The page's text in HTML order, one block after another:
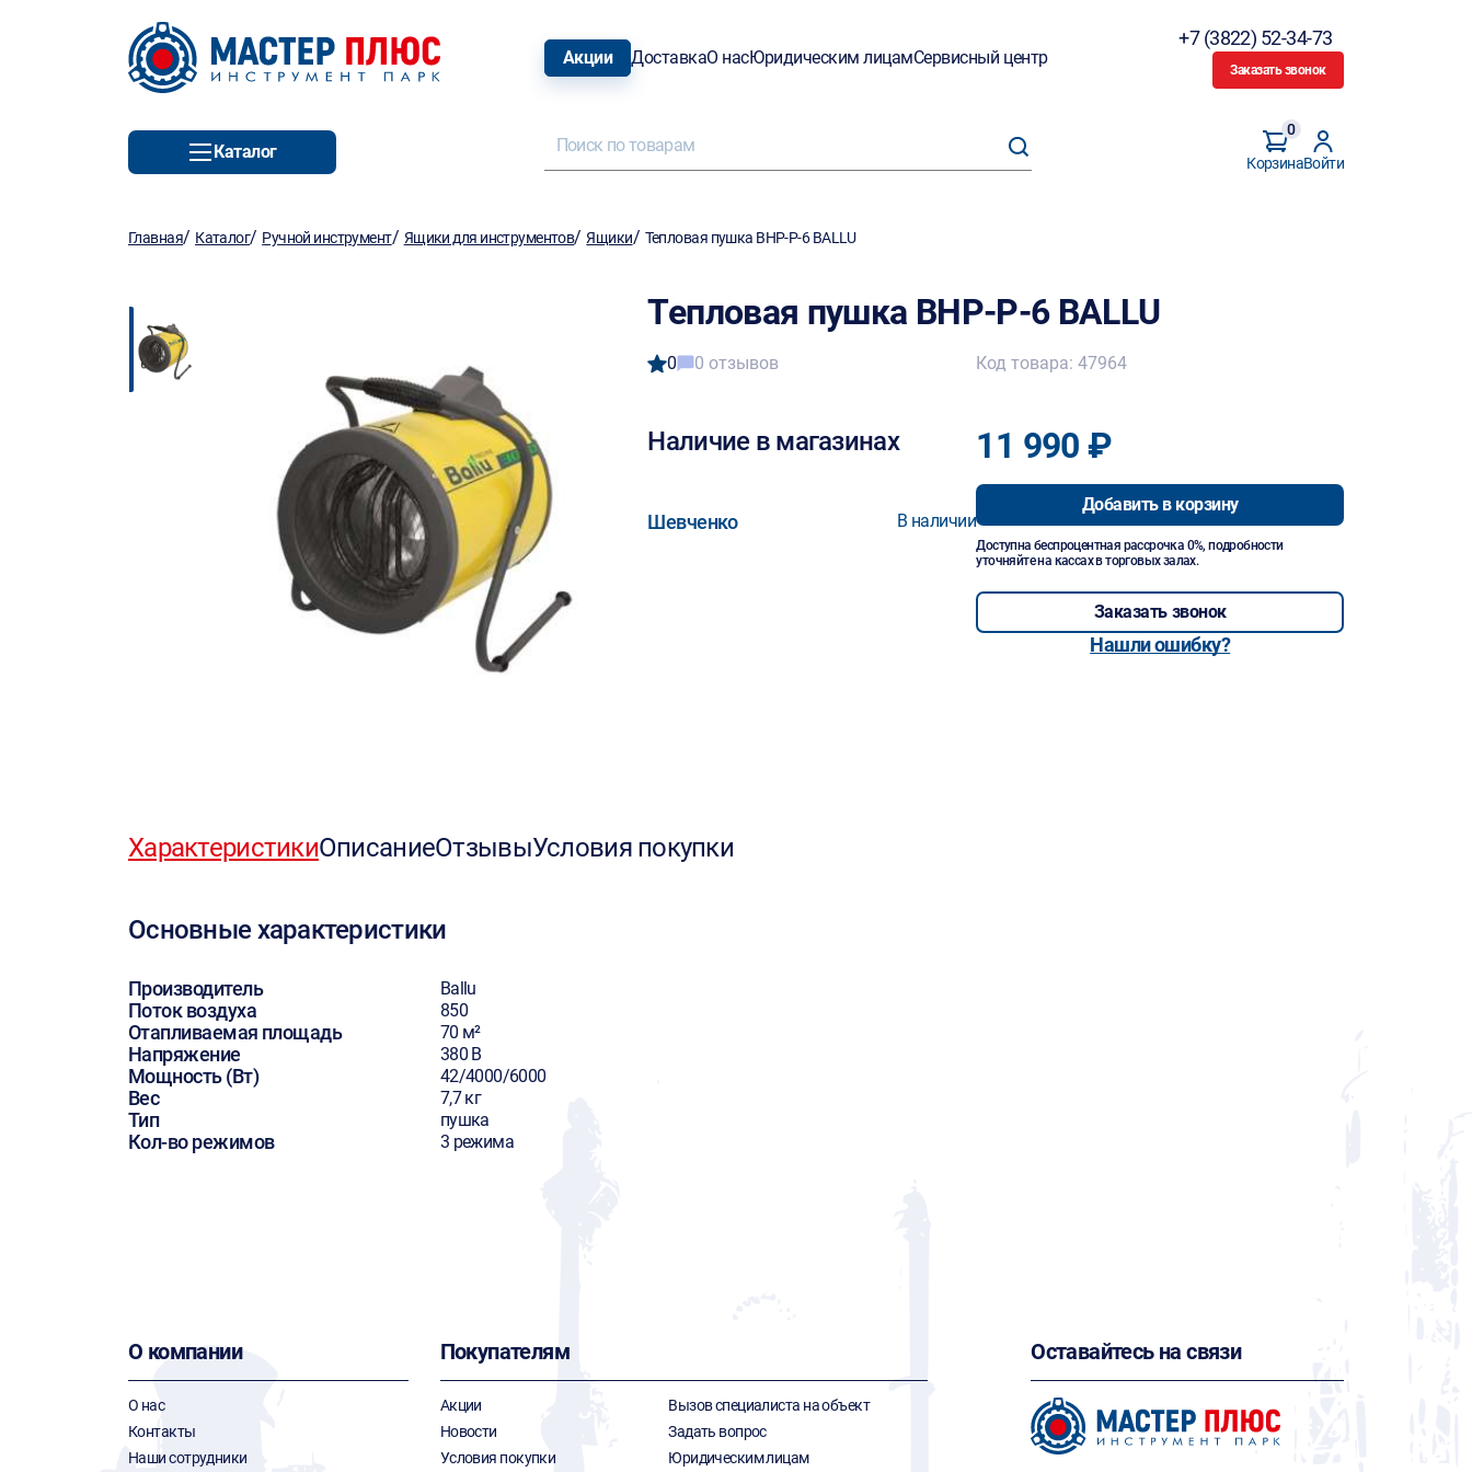
Акции ДоставкаО насЮридическим лицамСервисный центр
+7 (3822) 52-34-73
Заказать звонок
Каталог
Корзина
0
Войти
Главная/ Каталог/ Ручной инструмент/ Ящики для инструментов/Ящики/ Тепловая пушка BHP-P-6 BALLU
Тепловая пушка BHP-P-6 BALLU
0 0 отзывов
Наличие в магазинах
Шевченко В наличии
Код товара: 47964
11 990 ₽
Добавить в корзину
Доступна беспроцентная рассрочка 0%, подробности
уточняйте на кассах в торговых залах.
Заказать звонок
Нашли ошибку?
ХарактеристикиОписаниеОтзывыУсловия покупки
Основные характеристики
Производитель Ballu
Поток воздуха 850
Отапливаемая площадь 70 м²
Напряжение 380 В
Мощность (Вт) 42/4000/6000
Вес 7,7 кг
Тип пушка
Кол-во режимов 3 режима
О компании
О нас
Контакты
Наши сотрудники
Покупателям
Акции
Новости
Условия покупки
Вызов специалиста на объект
Задать вопрос
Юридическим лицам
Оставайтесь на связи